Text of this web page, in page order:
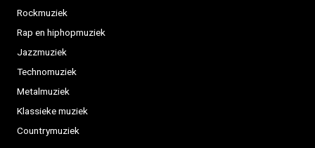
Rockmuziek
Rap en hiphopmuziek
Jazzmuziek
Technomuziek
Metalmuziek
Klassieke muziek
Countrymuziek